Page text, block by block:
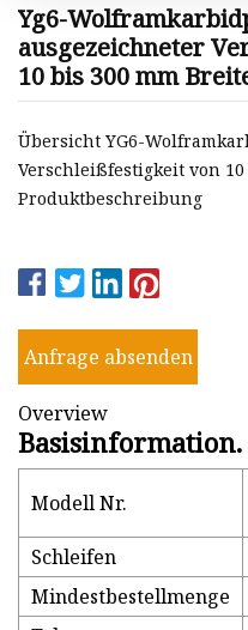
Yg6-
ausgezeichneter
10 bis 300 mm
Übersicht YG6-
Verschleißfestigkeit von
Produktbeschreibung
Anfrage absenden
Overview
Basisinformation.
Modell Nr.
Schleifen
Mindestbestellmenge